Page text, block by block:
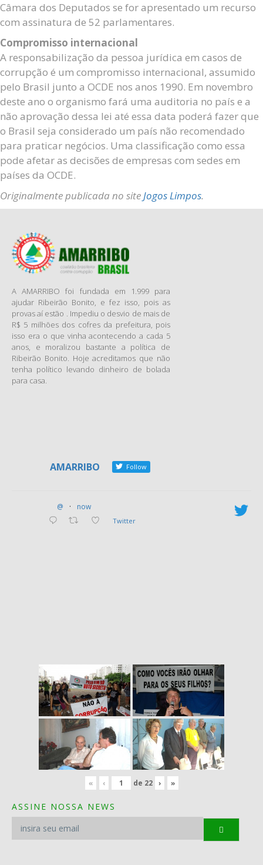
Câmara dos Deputados se for apresentado um recurso
com assinatura de 52 parlamentares.
Compromisso internacional
A responsabilização da pessoa jurídica em casos de
corrupção é um compromisso internacional, assumido
pelo Brasil junto a OCDE nos anos 1990. Em novembro
deste ano o organismo fará uma auditoria no país e a
não aprovação dessa lei até essa data poderá fazer que
o Brasil seja considerado um país não recomendado
para praticar negócios. Uma classificação como essa
pode afetar as decisões de empresas com sedes em
países da OCDE.
Originalmente publicada no siteJogos Limpos.
A AMARRIBO foi fundada em 1.999 para
ajudar Ribeirão Bonito, e fez isso, pois as
provas aí estão . Impediu o desvio de mais de
R$ 5 milhões dos cofres da prefeitura, pois
isso era o que vinha acontecendo a cada 5
anos, e moralizou bastante a política de
Ribeirão Bonito. Hoje acreditamos que não
tenha político levando dinheiro de bolada
para casa.
AMARRIBO Follow
@ · now
Twitter
« ‹ de 22 › »
ASSINE NOSSA NEWS